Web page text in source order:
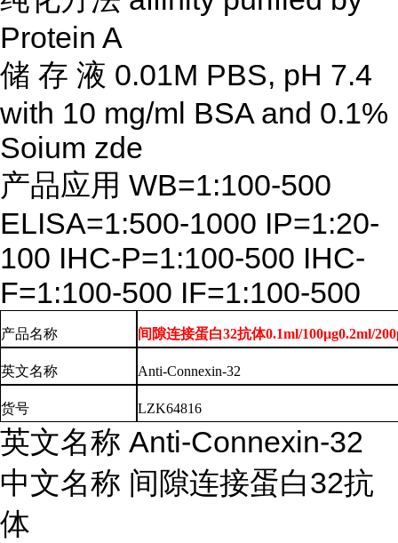
Protein A
储 存 液 0.01M PBS, pH 7.4
with 10 mg/ml BSA and 0.1%
Soium zde
产品应用 WB=1:100-500
ELISA=1:500-1000 IP=1:20-
100 IHC-P=1:100-500 IHC-
F=1:100-500 IF=1:100-500
产品名称 间隙连接蛋白32抗体0.1ml/100μg0.2ml/
英文名称 Anti-Connexin-32
货号 LZK64816
英文名称 Anti-Connexin-32
中文名称 间隙连接蛋白32抗
体